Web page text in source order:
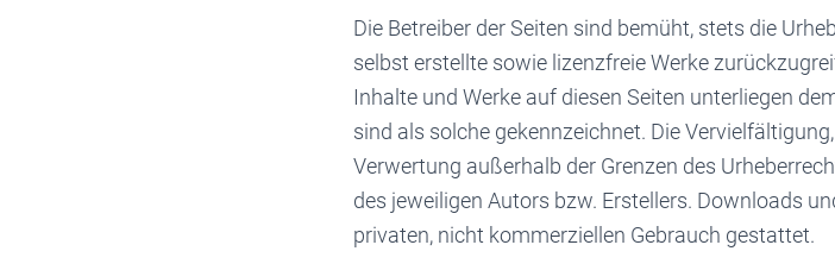
Die Betreiber der Seiten sind bemüht, stets die
selbst erstellte sowie lizenzfreie Werke
Inhalte und Werke auf diesen Seiten unterliegen
sind als solche gekennzeichnet. Die
Verwertung außerhalb der Grenzen des
des jeweiligen Autors bzw. Erstellers. Downloads
privaten, nicht kommerziellen Gebrauch gestattet.